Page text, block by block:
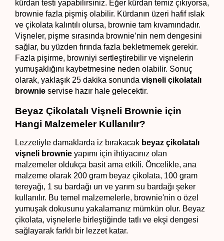
kürdan testi yapabilirsiniz. Eğer kürdan temiz çıkıyorsa,
brownie fazla pişmiş olabilir. Kürdanın üzeri hafif ıslak
ve çikolata kalıntılı olursa, brownie tam kıvamındadır.
Vişneler, pişme sırasında brownie’nin nem dengesini
sağlar, bu yüzden fırında fazla bekletmemek gerekir.
Fazla pişirme, browniyi sertleştirebilir ve vişnelerin
yumuşaklığını kaybetmesine neden olabilir. Sonuç
olarak, yaklaşık 25 dakika sonunda vişneli çikolatalı
brownie servise hazır hale gelecektir.
Beyaz Çikolatalı Vişneli Brownie için
Hangi Malzemeler Kullanılır?
Lezzetiyle damaklarda iz bırakacak beyaz çikolatalı
vişneli brownie yapımı için ihtiyacınız olan
malzemeler oldukça basit ama etkili. Öncelikle, ana
malzeme olarak 200 gram beyaz çikolata, 100 gram
tereyağı, 1 su bardağı un ve yarım su bardağı şeker
kullanılır. Bu temel malzemelerle, brownie'nin o özel
yumuşak dokusunu yakalamanız mümkün olur. Beyaz
çikolata, vişnelerle birleştiğinde tatlı ve ekşi dengesi
sağlayarak farklı bir lezzet katar.